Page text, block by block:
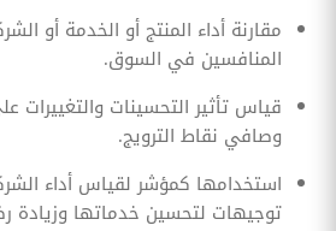
مقارنة أداء المنتج أو الخدمة أو
المنافسين في السوق.
قياس تأثير التحسينات والتغييرات
وصافي نقاط الترويج.
استخدامها كمؤشر لقياس أداء
توجيهات لتحسين خدماتها وزيادة